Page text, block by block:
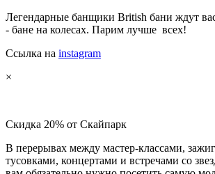
Легендарные банщики British бани ждут
- бане на колесах. Парим лучше всех!
Ссылка на instagram
×
Скидка 20% от Скайпарк
В перерывах между мастер-классами,
тусовками, концертами и встречами со